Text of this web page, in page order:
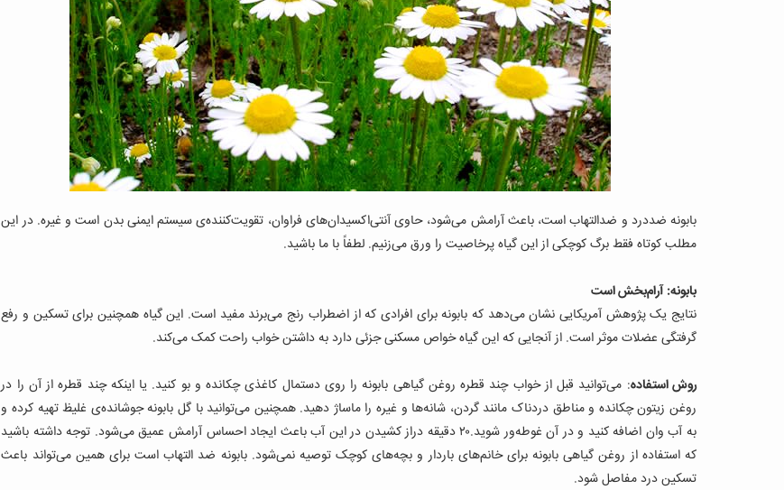
بابونه ضددرد و ضدالتهاب است، باعث آرامش می‌شود، حاوی آنتی‌اکسیدان‌های فراوان، تقویت‌کننده‌ی سیستم ایمنی بدن است و غیره. در این
مطلب کوتاه فقط برگ کوچکی از این گیاه پرخاصیت را ورق می‌زنیم. لطفاً با ما باشید.
بابونه: آرام‌بخش است
نتایج یک پژوهش آمریکایی نشان می‌دهد که بابونه برای افرادی که از اضطراب رنج می‌برند مفید است. این گیاه همچنین برای تسکین و رفع
گرفتگی عضلات موثر است. از آنجایی که این گیاه خواص مسکنی جزئی دارد به داشتن خواب راحت کمک می‌کند.
روش استفاده: می‌توانید قبل از خواب چند قطره روغن گیاهی بابونه را روی دستمال کاغذی چکانده و بو کنید. یا اینکه چند قطره از آن را در
روغن زیتون چکانده و مناطق دردناک مانند گردن، شانه‌ها و غیره را ماساژ دهید. همچنین می‌توانید با گل بابونه جوشانده‌ی غلیظ تهیه کرده و
به آب وان اضافه کنید و در آن غوطه‌ور شوید.۲۰ دقیقه دراز کشیدن در این آب باعث ایجاد احساس آرامش عمیق می‌شود. توجه داشته باشید
که استفاده از روغن گیاهی بابونه برای خانم‌های باردار و بچه‌های کوچک توصیه نمی‌شود. بابونه ضد التهاب است برای همین می‌تواند باعث
تسکین درد مفاصل شود.